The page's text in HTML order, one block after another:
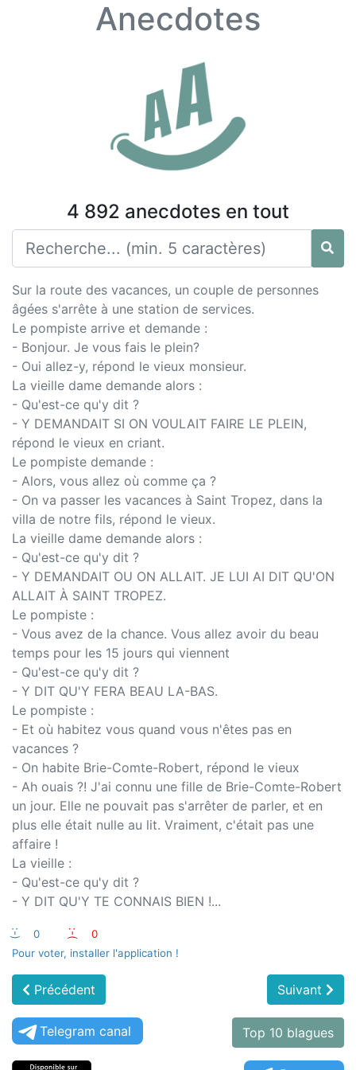
Anecdotes
4 892 anecdotes en tout
Sur la route des vacances, un couple de personnes
âgées s'arrête à une station de services.
Le pompiste arrive et demande :
- Bonjour. Je vous fais le plein?
- Oui allez-y, répond le vieux monsieur.
La vieille dame demande alors :
- Qu'est-ce qu'y dit ?
- Y DEMANDAIT SI ON VOULAIT FAIRE LE PLEIN,
répond le vieux en criant.
Le pompiste demande :
- Alors, vous allez où comme ça ?
- On va passer les vacances à Saint Tropez, dans la
villa de notre fils, répond le vieux.
La vieille dame demande alors :
- Qu'est-ce qu'y dit ?
- Y DEMANDAIT OU ON ALLAIT. JE LUI AI DIT QU'ON
ALLAIT À SAINT TROPEZ.
Le pompiste :
- Vous avez de la chance. Vous allez avoir du beau
temps pour les 15 jours qui viennent
- Qu'est-ce qu'y dit ?
- Y DIT QU'Y FERA BEAU LA-BAS.
Le pompiste :
- Et où habitez vous quand vous n'êtes pas en
vacances ?
- On habite Brie-Comte-Robert, répond le vieux
- Ah ouais ?! J'ai connu une fille de Brie-Comte-Robert
un jour. Elle ne pouvait pas s'arrêter de parler, et en
plus elle était nulle au lit. Vraiment, c'était pas une
affaire !
La vieille :
- Qu'est-ce qu'y dit ?
- Y DIT QU'Y TE CONNAIS BIEN !...
:-) 0 :-(
0
Pour voter, installer l'application !
Précédent Suivant
Telegram canal Top 10 blagues